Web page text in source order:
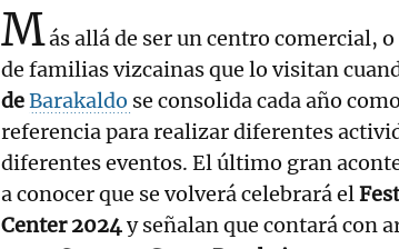
Más allá de ser un centro comercial,
de familias vizcainas que lo visitan
deBarakaldo se consolida cada año
referencia para realizar diferentes
diferentes eventos. El último gran
a conocer que se volverá celebrará el
Center 2024y señalan que contará con